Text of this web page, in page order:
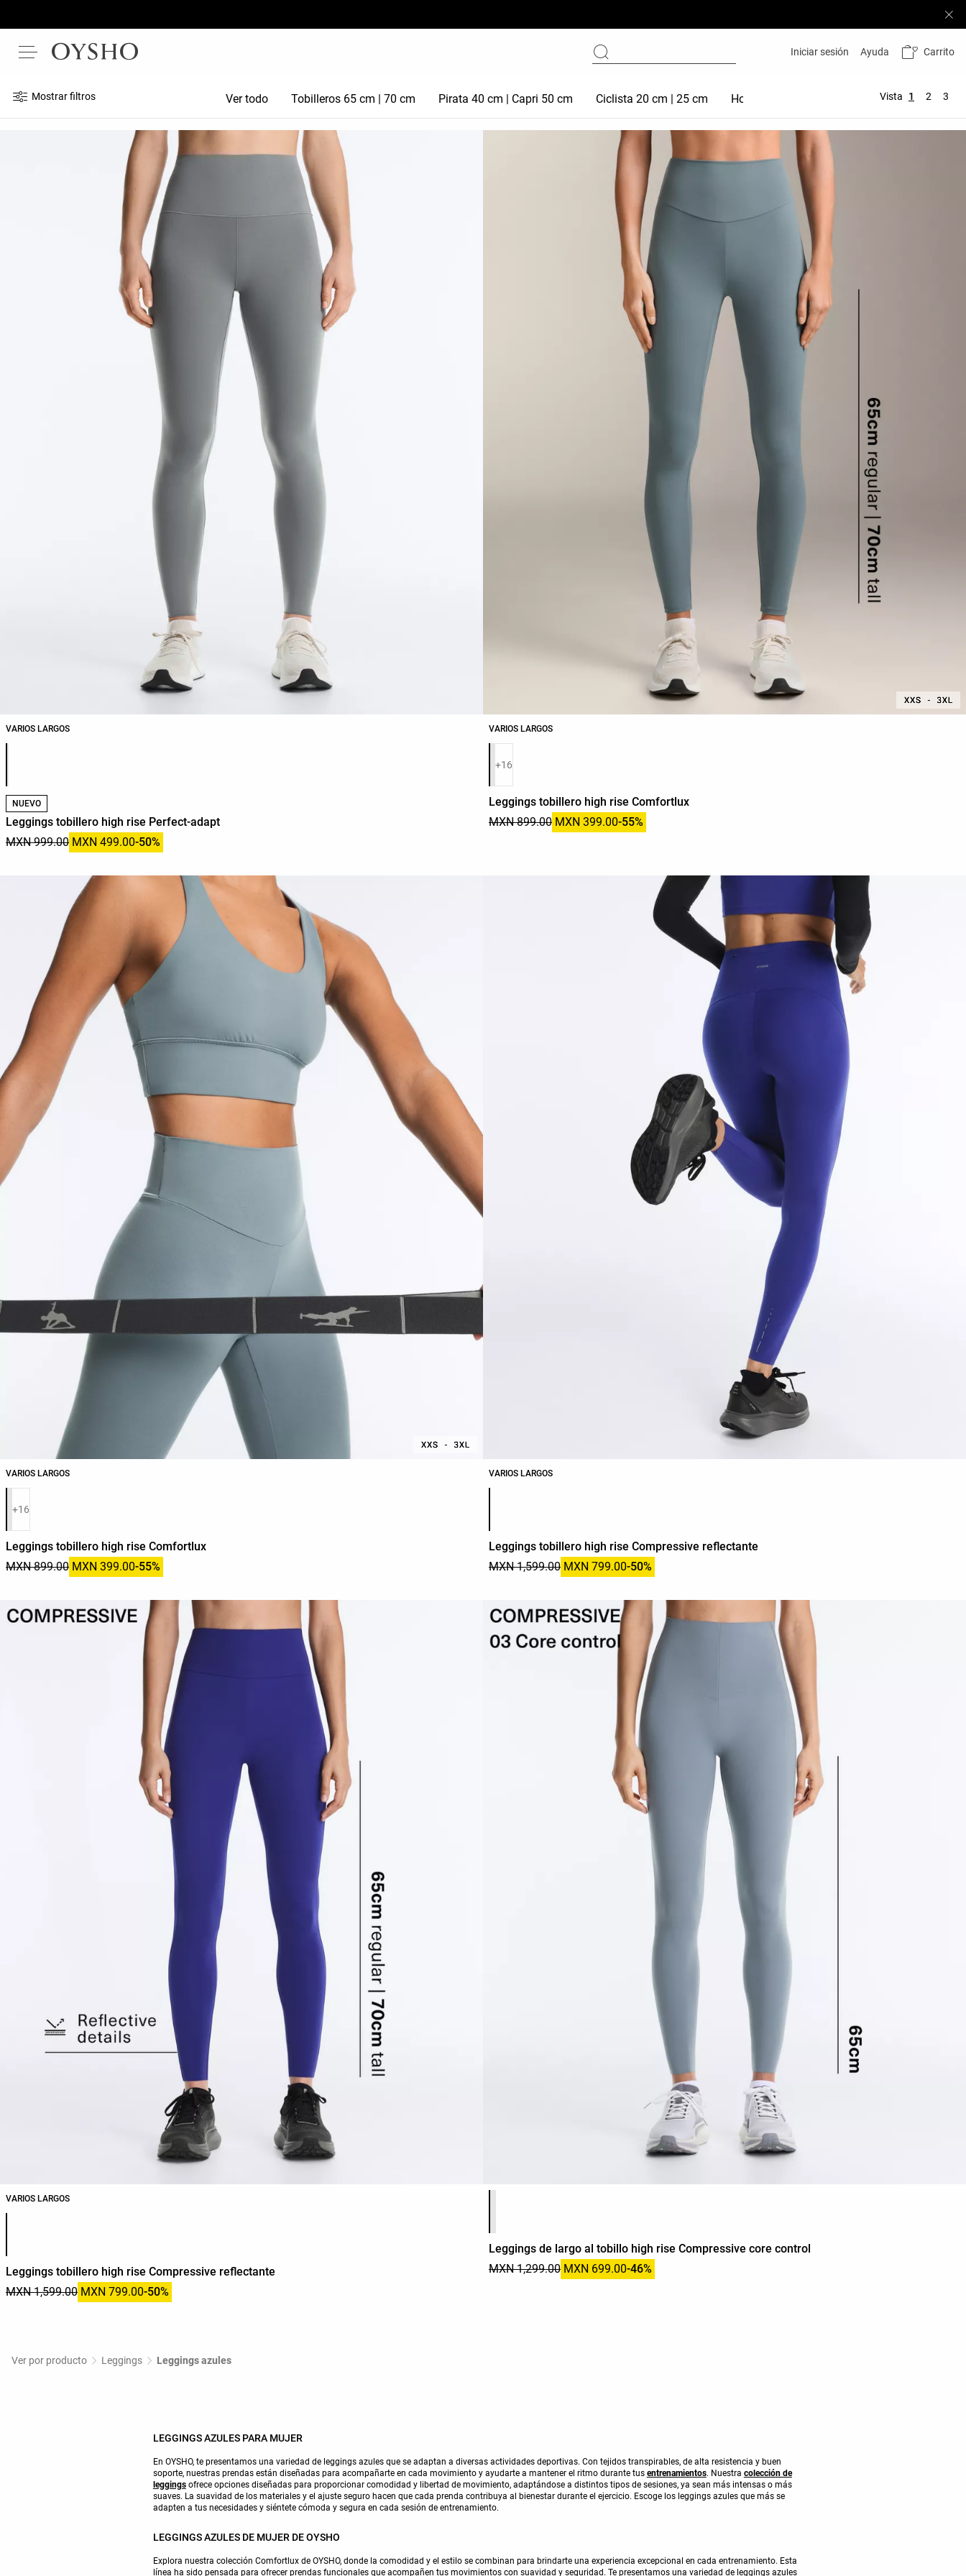
Iniciar sesión Ayuda Carrito
Mostrar filtros Ver todo Tobilleros 65 cm | 70 cm Pirata 40 cm | Capri 50 cm Ciclista 20 cm | 25 cm Hot Pant 5 cm | 10 cm Comfortlux
Vista 1 2 3
VARIOS LARGOS
Lista de colores del producto
NUEVO
Leggings tobillero high rise Perfect-adapt
MXN 999.00 MXN 499.00-50%
VARIOS LARGOS
Lista de colores del producto
+16
Leggings tobillero high rise Comfortlux
MXN 899.00 MXN 399.00-55%
VARIOS LARGOS
Lista de colores del producto
+16
Leggings tobillero high rise Comfortlux
MXN 899.00 MXN 399.00-55%
VARIOS LARGOS
Leggings tobillero high rise Compressive reflectante
MXN 1,599.00 MXN 799.00-50%
VARIOS LARGOS
Leggings tobillero high rise Compressive reflectante
MXN 1,599.00 MXN 799.00-50%
Leggings de largo al tobillo high rise Compressive core control
MXN 1,299.00 MXN 699.00-46%
Ver por producto Leggings Leggings azules
LEGGINGS AZULES PARA MUJER
En OYSHO, te presentamos una variedad de leggings azules que se adaptan a diversas actividades deportivas. Con tejidos transpirables, de alta resistencia y buen
soporte, nuestras prendas están diseñadas para acompañarte en cada movimiento y ayudarte a mantener el ritmo durante tus entrenamientos. Nuestra colección de
leggingsofrece opciones diseñadas para proporcionar comodidad y libertad de movimiento, adaptándose a distintos tipos de sesiones, ya sean más intensas o más
suaves. La suavidad de los materiales y el ajuste seguro hacen que cada prenda contribuya al bienestar durante el ejercicio. Escoge los leggings azules que más se
adapten a tus necesidades y siéntete cómoda y segura en cada sesión de entrenamiento.
LEGGINGS AZULES DE MUJER DE OYSHO
Explora nuestra colección Comfortlux de OYSHO, donde la comodidad y el estilo se combinan para brindarte una experiencia excepcional en cada entrenamiento. Esta
línea ha sido pensada para ofrecer prendas funcionales que acompañen tus movimientos con suavidad y seguridad. Te presentamos una variedad de leggings azules